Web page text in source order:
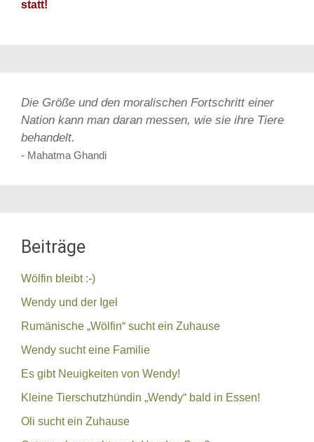
statt!
Die Größe und den moralischen Fortschritt einer
Nation kann man daran messen, wie sie ihre Tiere
behandelt.
- Mahatma Ghandi
Beiträge
Wölfin bleibt :-)
Wendy und der Igel
Rumänische „Wölfin“ sucht ein Zuhause
Wendy sucht eine Familie
Es gibt Neuigkeiten von Wendy!
Kleine Tierschutzhündin „Wendy“ bald in Essen!
Oli sucht ein Zuhause